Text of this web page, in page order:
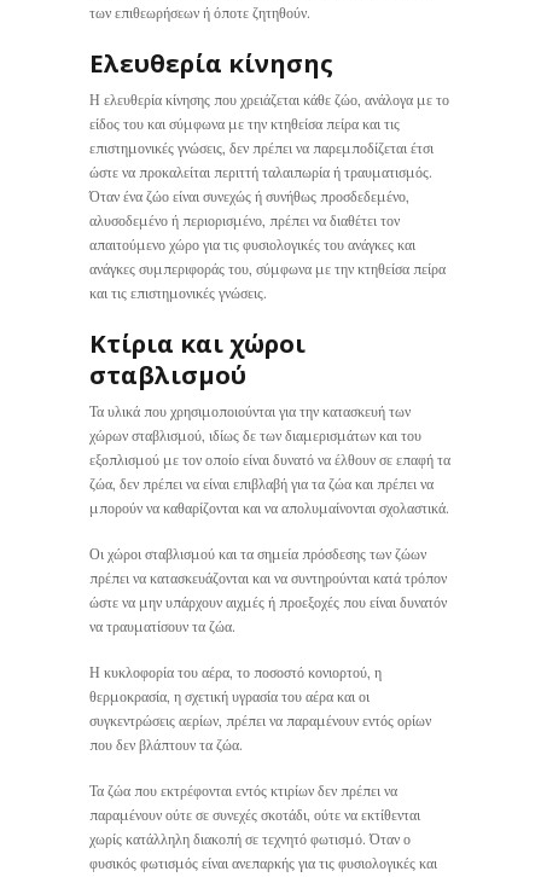
των επιθεωρήσεων ή όποτε ζητηθούν.
Ελευθερία κίνησης
Η ελευθερία κίνησης που χρειάζεται κάθε ζώο, ανάλογα με το
είδος του και σύμφωνα με την κτηθείσα πείρα και τις
επιστημονικές γνώσεις, δεν πρέπει να παρεμποδίζεται έτσι
ώστε να προκαλείται περιττή ταλαιπωρία ή τραυματισμός.
Όταν ένα ζώο είναι συνεχώς ή συνήθως προσδεδεμένο,
αλυσοδεμένο ή περιορισμένο, πρέπει να διαθέτει τον
απαιτούμενο χώρο για τις φυσιολογικές του ανάγκες και
ανάγκες συμπεριφοράς του, σύμφωνα με την κτηθείσα πείρα
και τις επιστημονικές γνώσεις.
Κτίρια και χώροι
σταβλισμού
Τα υλικά που χρησιμοποιούνται για την κατασκευή των
χώρων σταβλισμού, ιδίως δε των διαμερισμάτων και του
εξοπλισμού με τον οποίο είναι δυνατό να έλθουν σε επαφή τα
ζώα, δεν πρέπει να είναι επιβλαβή για τα ζώα και πρέπει να
μπορούν να καθαρίζονται και να απολυμαίνονται σχολαστικά.
Οι χώροι σταβλισμού και τα σημεία πρόσδεσης των ζώων
πρέπει να κατασκευάζονται και να συντηρούνται κατά τρόπον
ώστε να μην υπάρχουν αιχμές ή προεξοχές που είναι δυνατόν
να τραυματίσουν τα ζώα.
Η κυκλοφορία του αέρα, το ποσοστό κονιορτού, η
θερμοκρασία, η σχετική υγρασία του αέρα και οι
συγκεντρώσεις αερίων, πρέπει να παραμένουν εντός ορίων
που δεν βλάπτουν τα ζώα.
Τα ζώα που εκτρέφονται εντός κτιρίων δεν πρέπει να
παραμένουν ούτε σε συνεχές σκοτάδι, ούτε να εκτίθενται
χωρίς κατάλληλη διακοπή σε τεχνητό φωτισμό. Όταν ο
φυσικός φωτισμός είναι ανεπαρκής για τις φυσιολογικές και